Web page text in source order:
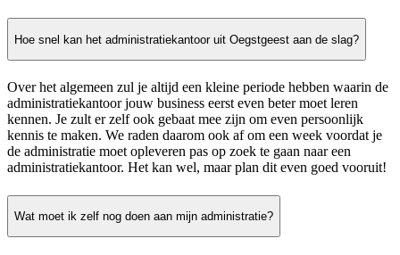
Hoe snel kan het administratiekantoor uit Oegstgeest aan de slag?
Over het algemeen zul je altijd een kleine periode hebben waarin de
administratiekantoor jouw business eerst even beter moet leren
kennen. Je zult er zelf ook gebaat mee zijn om even persoonlijk
kennis te maken. We raden daarom ook af om een week voordat je
de administratie moet opleveren pas op zoek te gaan naar een
administratiekantoor. Het kan wel, maar plan dit even goed vooruit!
Wat moet ik zelf nog doen aan mijn administratie?